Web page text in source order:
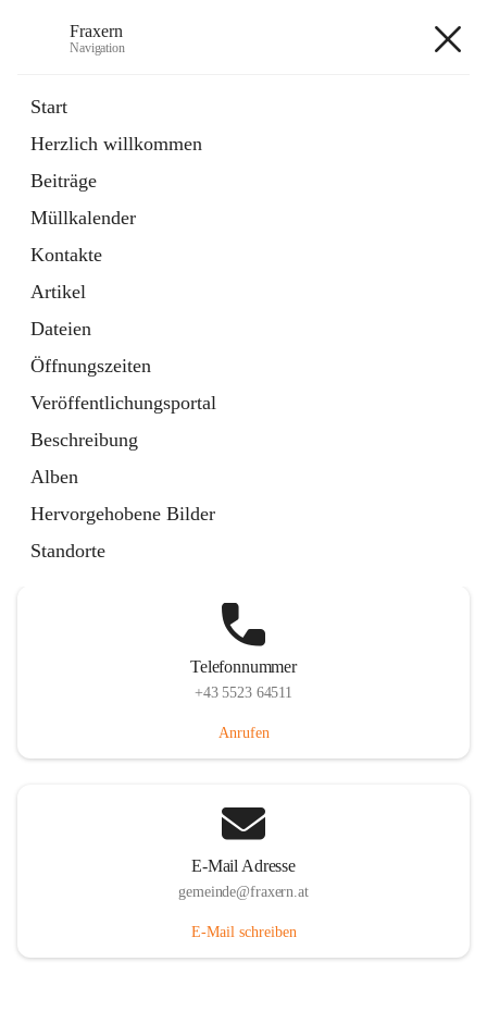
Fraxern
Navigation
Start
Herzlich willkommen
Beiträge
Müllkalender
Kontakte
Artikel
Dateien
Öffnungszeiten
Veröffentlichungsportal
Beschreibung
Alben
Hervorgehobene Bilder
Standorte
Ordner
in
Tab
Formulare
Artikel
öffnet
in
neuem
Tab
Telefonnummer
+43 5523 64511
Anrufen
E-Mail Adresse
gemeinde@fraxern.at
E-Mail schreiben